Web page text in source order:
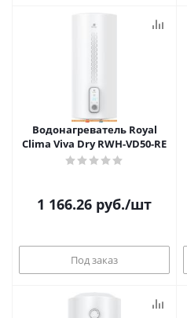
Водонагреватель Royal
Clima Viva Dry RWH-VD50-RE
1 166.26 руб./шт
Под заказ